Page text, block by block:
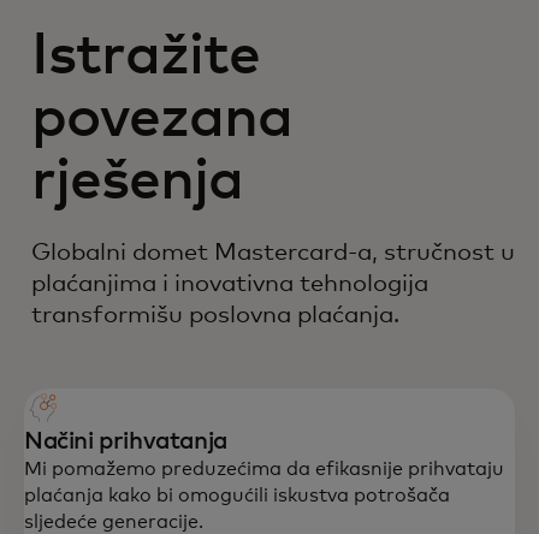
Istražite
povezana
rješenja
Globalni domet Mastercard-a, stručnost u
plaćanjima i inovativna tehnologija
transformišu poslovna plaćanja.
Načini prihvatanja
Mi pomažemo preduzećima da efikasnije prihvataju
plaćanja kako bi omogućili iskustva potrošača
sljedeće generacije.